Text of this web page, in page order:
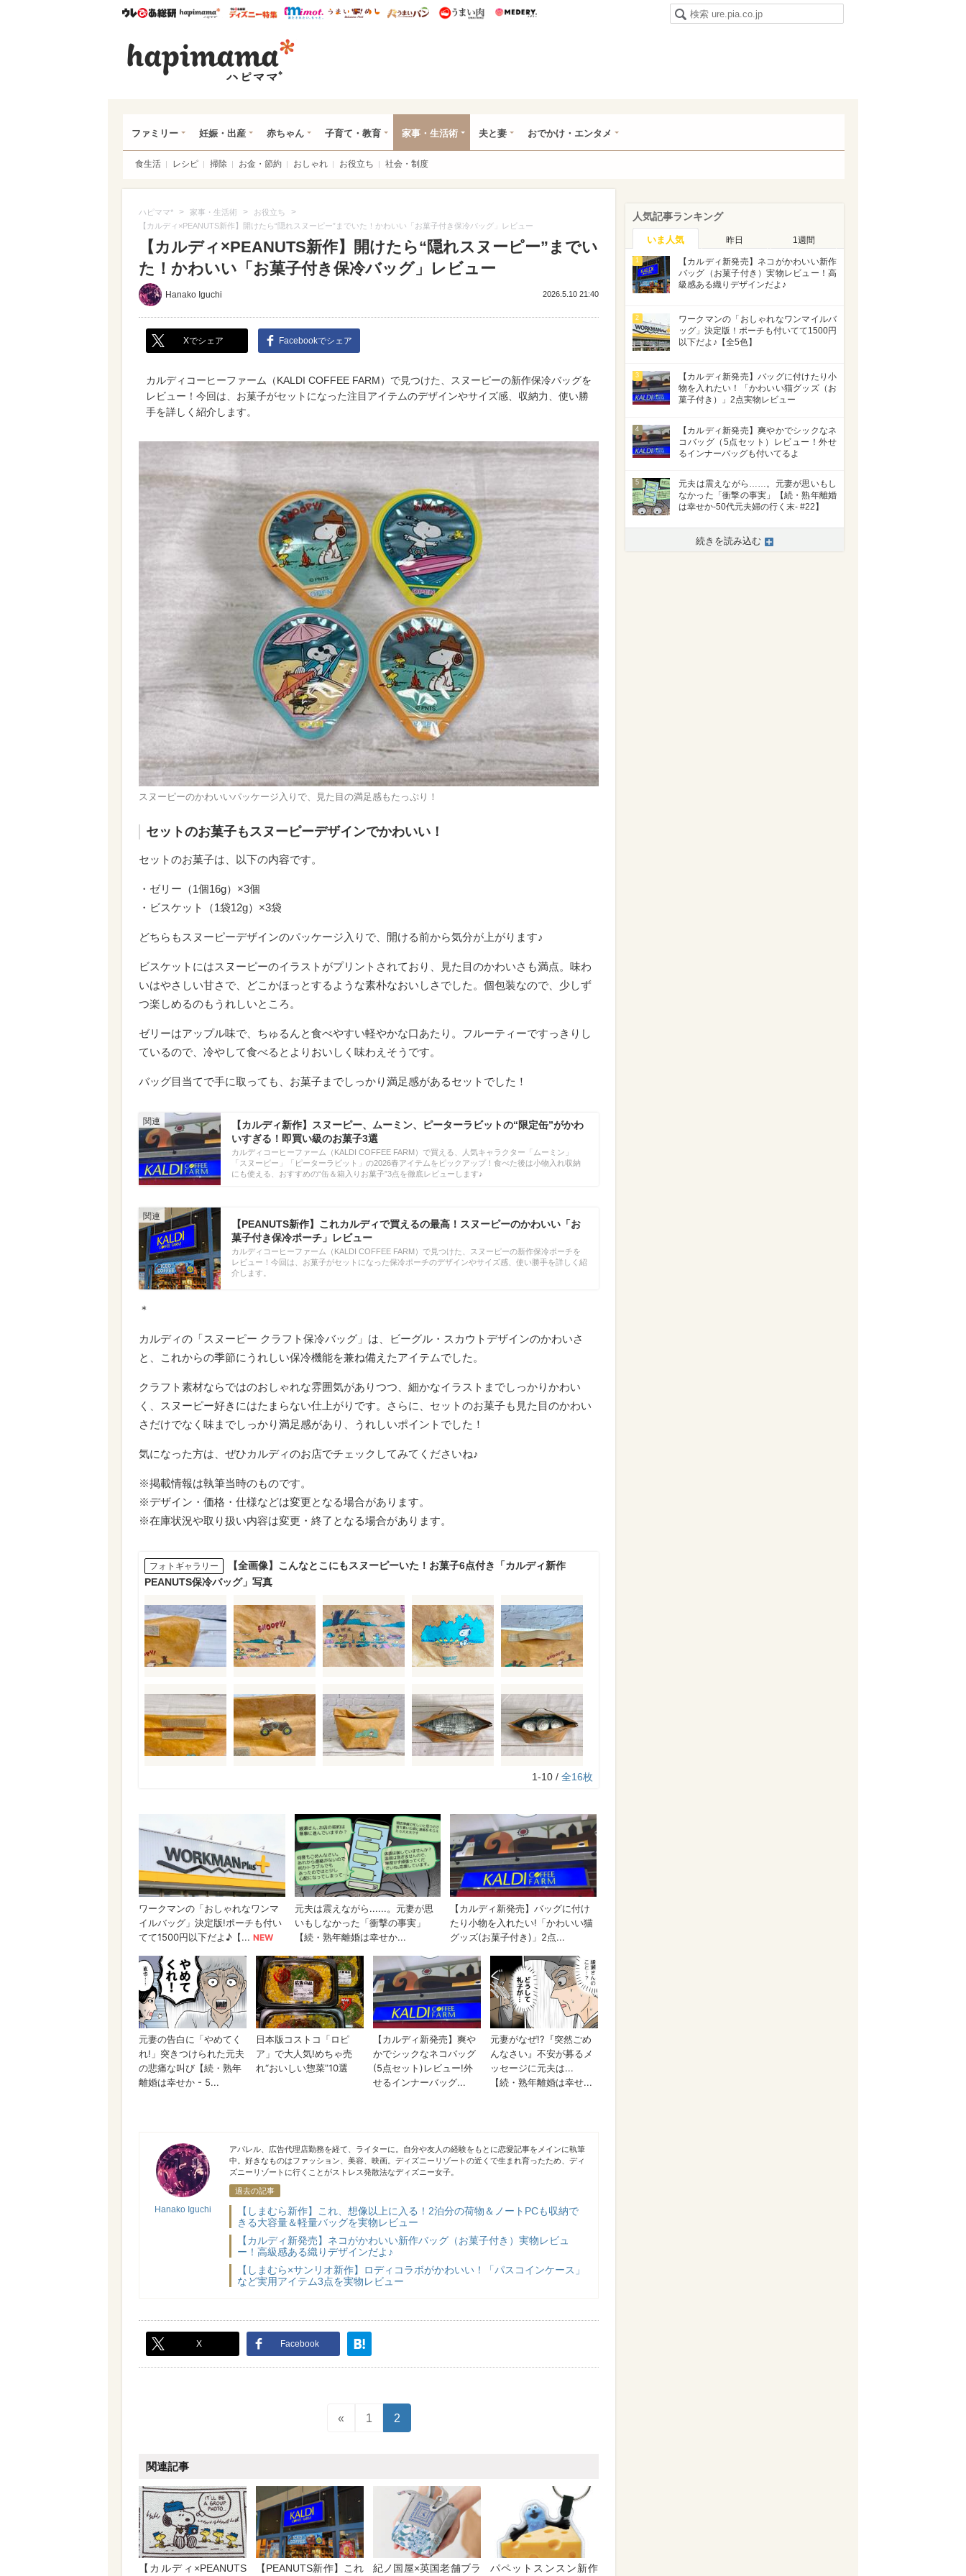
ウレぴあ総研ハピママ* ウレぴあ総研 ディズニー特集
mimot. うまいめし うまいパン うまい肉
ファミリー 妊娠・出産 赤ちゃん 子育て・教育 家事・生活術 夫と妻 おでかけ・エンタメ
食生活 レシピ 掃除 お金・節約 おしゃれ お役立ち 社会・制度
ハピママ* > 家事・生活術 > お役立ち >
【カルディ×PEANUTS新作】開けたら“隠れスヌーピー”までいた！かわいい「お菓子付き保冷バッグ」レビュー
【カルディ×PEANUTS新作】開けたら“隠れスヌーピー”までい
た！かわいい「お菓子付き保冷バッグ」レビュー
Hanako Iguchi 2026.5.10 21:40
Xでシェア Facebookでシェア
カルディコーヒーファーム（KALDI COFFEE FARM）で見つけた、スヌーピーの新作保冷バッグを
レビュー！今回は、お菓子がセットになった注目アイテムのデザインやサイズ感、収納力、使い勝
手を詳しく紹介します。
スヌーピーのかわいいパッケージ入りで、見た目の満足感もたっぷり！
セットのお菓子もスヌーピーデザインでかわいい！
セットのお菓子は、以下の内容です。
・ゼリー（1個16g）×3個
・ビスケット（1袋12g）×3袋
どちらもスヌーピーデザインのパッケージ入りで、開ける前から気分が上がります♪
ビスケットにはスヌーピーのイラストがプリントされており、見た目のかわいさも満点。味わ
いはやさしい甘さで、どこかほっとするような素朴なおいしさでした。個包装なので、少しず
つ楽しめるのもうれしいところ。
ゼリーはアップル味で、ちゅるんと食べやすい軽やかな口あたり。フルーティーですっきりし
ているので、冷やして食べるとよりおいしく味わえそうです。
バッグ目当てで手に取っても、お菓子までしっかり満足感があるセットでした！
【カルディ新作】スヌーピー、ムーミン、ピーターラビットの“限定缶”がかわ
いすぎる！即買い級のお菓子3選
カルディコーヒーファーム（KALDI COFFEE FARM）で買える、人気キャラクター「ムーミン」
「スヌーピー」「ピーターラビット」の2026春アイテムをピックアップ！食べた後は小物入れ収納
にも使える、おすすめの“缶＆箱入りお菓子”3点を徹底レビューします♪
【PEANUTS新作】これカルディで買えるの最高！スヌーピーのかわいい「お
菓子付き保冷ポーチ」レビュー
カルディコーヒーファーム（KALDI COFFEE FARM）で見つけた、スヌーピーの新作保冷ポーチを
レビュー！今回は、お菓子がセットになった保冷ポーチのデザインやサイズ感、使い勝手を詳しく紹
介します。
＊
カルディの「スヌーピー クラフト保冷バッグ」は、ビーグル・スカウトデザインのかわいさ
と、これからの季節にうれしい保冷機能を兼ね備えたアイテムでした。
クラフト素材ならではのおしゃれな雰囲気がありつつ、細かなイラストまでしっかりかわい
く、スヌーピー好きにはたまらない仕上がりです。さらに、セットのお菓子も見た目のかわい
さだけでなく味までしっかり満足感があり、うれしいポイントでした！
気になった方は、ぜひカルディのお店でチェックしてみてくださいね♪
※掲載情報は執筆当時のものです。
※デザイン・価格・仕様などは変更となる場合があります。
※在庫状況や取り扱い内容は変更・終了となる場合があります。
フォトギャラリー
【全画像】こんなとこにもスヌーピーいた！お菓子6点付き「カルディ新作
PEANUTS保冷バッグ」写真
1-10 / 全16枚
Hanako Iguchi
Hanako Iguchi
アパレル、広告代理店勤務を経て、ライターに。自分や友人の経験をもとに恋愛記事をメインに執筆
中。好きなものはファッション、美容、映画。ディズニーリゾートの近くで生まれ育ったため、ディ
ズニーリゾートに行くことがストレス発散法なディズニー女子。
過去の記事
【しまむら新作】これ、想像以上に入る！2泊分の荷物＆ノートPCも収納で
きる大容量＆軽量バッグを実物レビュー
【カルディ新発売】ネコがかわいい新作バッグ（お菓子付き）実物レビュ
ー！高級感ある織りデザインだよ♪
【しまむら×サンリオ新作】ロディコラボがかわいい！「パスコインケース」
など実用アイテム3点を実物レビュー
X Facebook
« 1 2
関連記事
【カルディ×PEANUTS
【PEANUTS新作】これ
紀ノ国屋×英国老舗ブラ
パペットスンスン新作
人気記事ランキング
いま人気 昨日 1週間
1
【カルディ新発売】ネコがかわいい新作
バッグ（お菓子付き）実物レビュー！高
級感ある織りデザインだよ♪
2
ワークマンの「おしゃれなワンマイルバ
ッグ」決定版！ポーチも付いてて1500円
以下だよ♪【全5色】
3
【カルディ新発売】バッグに付けたり小
物を入れたい！「かわいい猫グッズ（お
菓子付き）」2点実物レビュー
4
【カルディ新発売】爽やかでシックなネ
コバッグ（5点セット）レビュー！外せ
るインナーバッグも付いてるよ
5
元夫は震えながら……。元妻が思いもし
なかった「衝撃の事実」【続・熟年離婚
は幸せか-50代元夫婦の行く末- #22】
続きを読み込む